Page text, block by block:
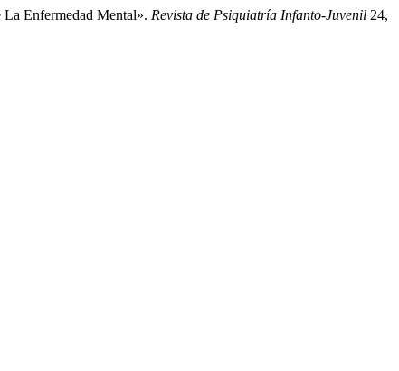
Enfermedad Mental». Revista de Psiquiatría Infanto-Juvenil 24,